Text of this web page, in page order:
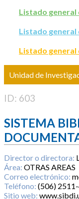
Listado
Listado
Listado general
Unidad de
ID: 603
SISTEMA
Director o directora:
Área: OTRAS AREAS
Correo electrónico:
Teléfono: (506)
Sitio web: